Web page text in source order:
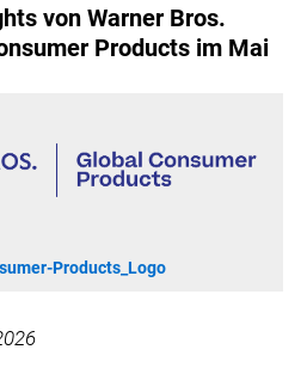
von Warner Bros.
Products im Mai
Products_Logo